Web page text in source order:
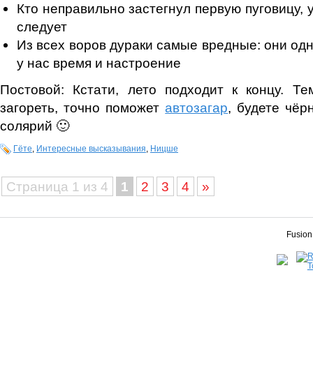
Кто неправильно застегнул первую пуговицу,
следует
Из всех воров дураки самые вредные: они
у нас время и настроение
Постовой: Кстати, лето подходит к концу.
загореть, точно поможетавтозагар, будете
солярий 🙂
Гёте, Интересные высказывания, Ницше
Страница 1 из 4 1 2 3 4 »